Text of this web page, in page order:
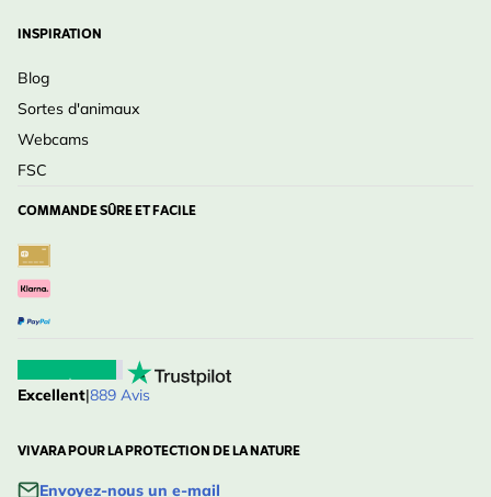
INSPIRATION
Blog
Sortes d'animaux
Webcams
FSC
COMMANDE SÛRE ET FACILE
Excellent|889 Avis
VIVARA POUR LA PROTECTION DE LA NATURE
Envoyez-nous un e-mail